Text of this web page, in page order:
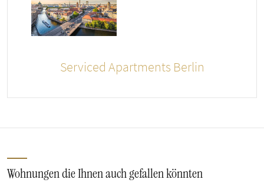
Serviced Apartments Berlin
Wohnungen die Ihnen auch gefallen könnten